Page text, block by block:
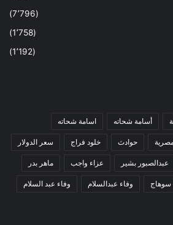
(7٬796)
(1٬758)
(1٬192)
أسامة شحاته اسامة شحاته
حوادث خلود فراج سعر الدولار
عبدالصبور بشير عزاء واجب ماهر بدر
وفاء عبدالسلام وفاء عبد السلام